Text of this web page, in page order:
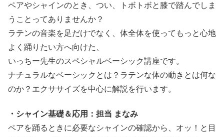
ペアやシャインのとき、つい、トボトボと膝で踏んでしま
うことってありませんか？
ラテンの音楽を足だけでなく、体全体を使ってもっと心地
よく踊りたい方へ向けた、
いっちー先生のスペシャルベーシック講座です。
ナチュラルなベーシックとは？ラテンな体の動きとは何な
のか？エクササイズを中心に解説を行います。
・シャイン基礎＆応用：担当 まなみ
ペアを踊るときに必要なシャインの確認から、オッ！と目